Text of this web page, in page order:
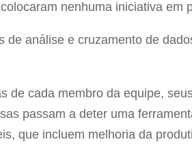
nenhuma iniciativa em
análise e cruzamento de
de cada membro da equipe,
passam a deter uma
que incluem melhoria da